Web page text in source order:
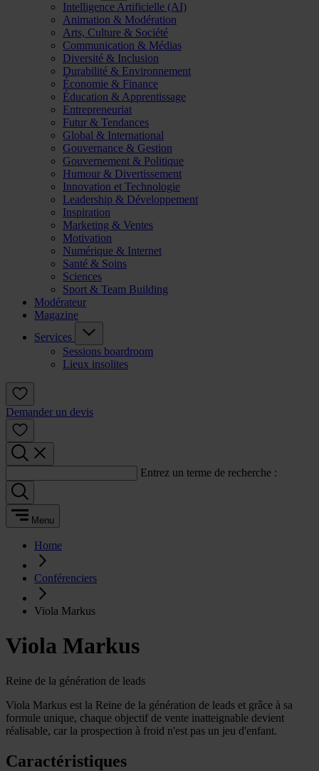
Intelligence Artificielle (AI)
Animation & Modération
Arts, Culture & Société
Communication & Médias
Diversité & Inclusion
Durabilité & Environnement
Économie & Finance
Éducation & Apprentissage
Entrepreneuriat
Futur & Tendances
Global & International
Gouvernance & Gestion
Gouvernement & Politique
Humour & Divertissement
Innovation et Technologie
Leadership & Développement
Inspiration
Marketing & Ventes
Motivation
Numérique & Internet
Santé & Soins
Sciences
Sport & Team Building
Modérateur
Magazine
Services
Sessions boardroom
Lieux insolites
Demander un devis
Entrez un terme de recherche :
Menu
Home
Conférenciers
Viola Markus
Viola Markus
Reine de la génération de leads
Viola Markus est la Reine de la génération de leads et grâce à sa
formule unique, chaque objectif de vente inatteignable devient
réalisable, car la prospection à froid n'est pas un jeu d'enfant.
Caractéristiques